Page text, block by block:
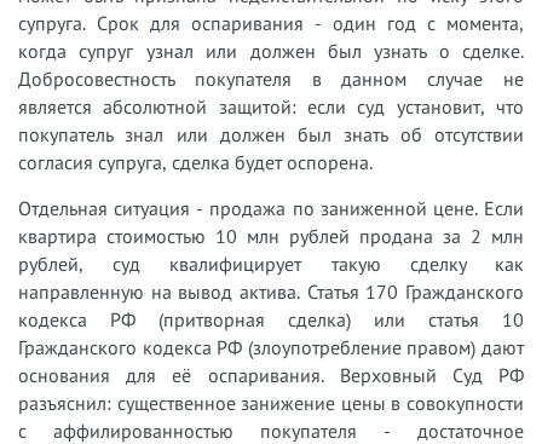
супруга. Срок для оспаривания - один год с момента,
когда супруг узнал или должен был узнать о сделке.
Добросовестность покупателя в данном случае не
является абсолютной защитой: если суд установит, что
покупатель знал или должен был знать об отсутствии
согласия супруга, сделка будет оспорена.
Отдельная ситуация - продажа по заниженной цене. Если
квартира стоимостью 10 млн рублей продана за 2 млн
рублей, суд квалифицирует такую сделку как
направленную на вывод актива. Статья 170 Гражданского
кодекса РФ (притворная сделка) или статья 10
Гражданского кодекса РФ (злоупотребление правом) дают
основания для её оспаривания. Верховный Суд РФ
разъяснил: существенное занижение цены в совокупности
с аффилированностью покупателя - достаточное